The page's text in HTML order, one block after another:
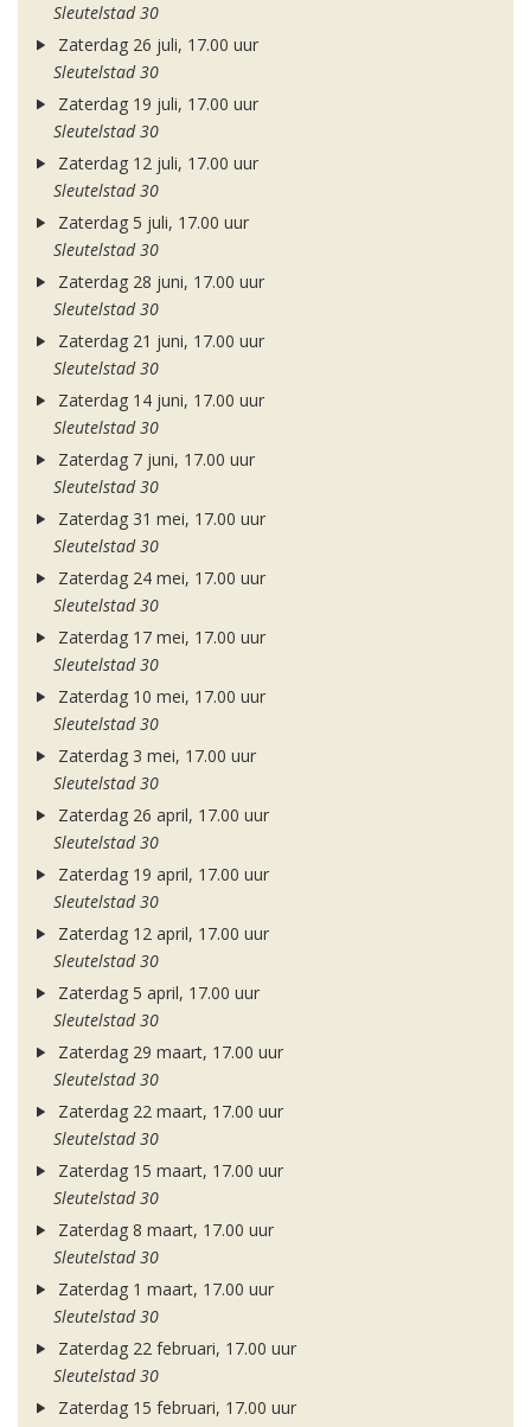
Sleutelstad 30
Zaterdag 26 juli, 17.00 uur
Sleutelstad 30
Zaterdag 19 juli, 17.00 uur
Sleutelstad 30
Zaterdag 12 juli, 17.00 uur
Sleutelstad 30
Zaterdag 5 juli, 17.00 uur
Sleutelstad 30
Zaterdag 28 juni, 17.00 uur
Sleutelstad 30
Zaterdag 21 juni, 17.00 uur
Sleutelstad 30
Zaterdag 14 juni, 17.00 uur
Sleutelstad 30
Zaterdag 7 juni, 17.00 uur
Sleutelstad 30
Zaterdag 31 mei, 17.00 uur
Sleutelstad 30
Zaterdag 24 mei, 17.00 uur
Sleutelstad 30
Zaterdag 17 mei, 17.00 uur
Sleutelstad 30
Zaterdag 10 mei, 17.00 uur
Sleutelstad 30
Zaterdag 3 mei, 17.00 uur
Sleutelstad 30
Zaterdag 26 april, 17.00 uur
Sleutelstad 30
Zaterdag 19 april, 17.00 uur
Sleutelstad 30
Zaterdag 12 april, 17.00 uur
Sleutelstad 30
Zaterdag 5 april, 17.00 uur
Sleutelstad 30
Zaterdag 29 maart, 17.00 uur
Sleutelstad 30
Zaterdag 22 maart, 17.00 uur
Sleutelstad 30
Zaterdag 15 maart, 17.00 uur
Sleutelstad 30
Zaterdag 8 maart, 17.00 uur
Sleutelstad 30
Zaterdag 1 maart, 17.00 uur
Sleutelstad 30
Zaterdag 22 februari, 17.00 uur
Sleutelstad 30
Zaterdag 15 februari, 17.00 uur